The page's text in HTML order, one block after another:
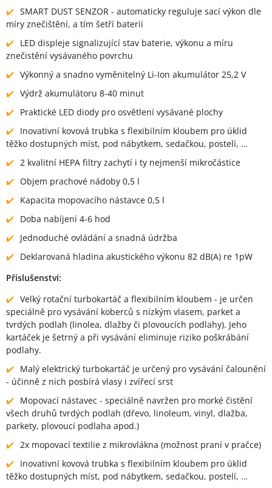
SMART DUST SENZOR - automaticky reguluje sací výkon dle
míry znečištění, a tím šetří baterii
LED displeje signalizující stav baterie, výkonu a míru
znečistění vysávaného povrchu
Výkonný a snadno vyměnitelný Li-Ion akumulátor 25,2 V
Výdrž akumulátoru 8-40 minut
Praktické LED diody pro osvětlení vysávané plochy
Inovativní kovová trubka s flexibilním kloubem pro úklid
těžko dostupných míst, pod nábytkem, sedačkou, postelí, …
2 kvalitní HEPA filtry zachytí i ty nejmenší mikročástice
Objem prachové nádoby 0,5 l
Kapacita mopovacího nástavce 0,5 l
Doba nabíjení 4-6 hod
Jednoduché ovládání a snadná údržba
Deklarovaná hladina akustického výkonu 82 dB(A) re 1pW
Příslušenství:
Velký rotační turbokartáč a flexibilním kloubem - je určen
speciálně pro vysávání koberců s nízkým vlasem, parket a
tvrdých podlah (linolea, dlažby či plovoucích podlahy). Jeho
kartáček je šetrný a při vysávání eliminuje riziko poškrábání
podlahy.
Malý elektrický turbokartáč je určený pro vysávání čalounění
- účinně z nich posbírá vlasy i zvířecí srst
Mopovací nástavec - speciálně navržen pro morké čistění
všech druhů tvrdých podlah (dřevo, linoleum, vinyl, dlažba,
parkety, plovoucí podlaha apod.)
2x mopovací textilie z mikrovlákna (možnost praní v pračce)
Inovativní kovová trubka s flexibilním kloubem pro úklid
těžko dostupných míst, pod nábytkem, sedačkou, postelí, …